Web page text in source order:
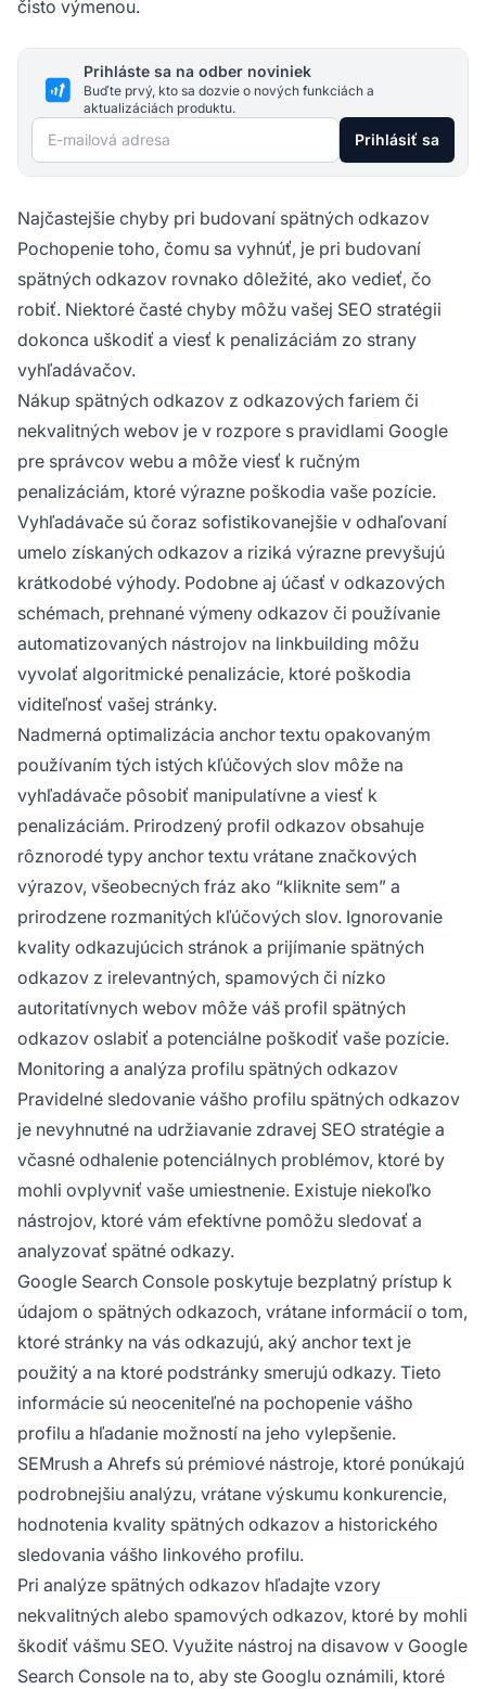
čisto výmenou.
Prihláste sa na odber noviniek
Buďte prvý, kto sa dozvie o nových funkciách a
aktualizáciách produktu.
E-mailová adresa Prihlásiť sa
Najčastejšie chyby pri budovaní spätných odkazov
Pochopenie toho, čomu sa vyhnúť, je pri budovaní
spätných odkazov rovnako dôležité, ako vedieť, čo
robiť. Niektoré časté chyby môžu vašej SEO stratégii
dokonca uškodiť a viesť k penalizáciám zo strany
vyhľadávačov.
Nákup spätných odkazov z odkazových fariem či
nekvalitných webov je v rozpore s pravidlami Google
pre správcov webu a môže viesť k ručným
penalizáciám, ktoré výrazne poškodia vaše pozície.
Vyhľadávače sú čoraz sofistikovanejšie v odhaľovaní
umelo získaných odkazov a riziká výrazne prevyšujú
krátkodobé výhody. Podobne aj účasť v odkazových
schémach, prehnané výmeny odkazov či používanie
automatizovaných nástrojov na linkbuilding môžu
vyvolať algoritmické penalizácie, ktoré poškodia
viditeľnosť vašej stránky.
Nadmerná optimalizácia anchor textu opakovaným
používaním tých istých kľúčových slov môže na
vyhľadávače pôsobiť manipulatívne a viesť k
penalizáciám. Prirodzený profil odkazov obsahuje
rôznorodé typy anchor textu vrátane značkových
výrazov, všeobecných fráz ako “kliknite sem” a
prirodzene rozmanitých kľúčových slov. Ignorovanie
kvality odkazujúcich stránok a prijímanie spätných
odkazov z irelevantných, spamových či nízko
autoritatívnych webov môže váš profil spätných
odkazov oslabiť a potenciálne poškodiť vaše pozície.
Monitoring a analýza profilu spätných odkazov
Pravidelné sledovanie vášho profilu spätných odkazov
je nevyhnutné na udržiavanie zdravej SEO stratégie a
včasné odhalenie potenciálnych problémov, ktoré by
mohli ovplyvniť vaše umiestnenie. Existuje niekoľko
nástrojov, ktoré vám efektívne pomôžu sledovať a
analyzovať spätné odkazy.
Google Search Console poskytuje bezplatný prístup k
údajom o spätných odkazoch, vrátane informácií o tom,
ktoré stránky na vás odkazujú, aký anchor text je
použitý a na ktoré podstránky smerujú odkazy. Tieto
informácie sú neoceniteľné na pochopenie vášho
profilu a hľadanie možností na jeho vylepšenie.
SEMrush a Ahrefs sú prémiové nástroje, ktoré ponúkajú
podrobnejšiu analýzu, vrátane výskumu konkurencie,
hodnotenia kvality spätných odkazov a historického
sledovania vášho linkového profilu.
Pri analýze spätných odkazov hľadajte vzory
nekvalitných alebo spamových odkazov, ktoré by mohli
škodiť vášmu SEO. Využite nástroj na disavow v Google
Search Console na to, aby ste Googlu oznámili, ktoré